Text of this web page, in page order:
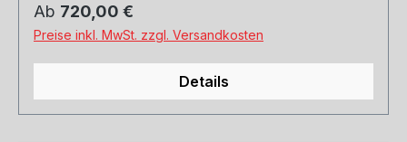
Regulärer Preis:
Ab 720,00 €
Preise inkl. MwSt. zzgl. Versandkosten
Details